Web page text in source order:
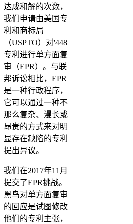
达成和解的次数，
我们申请由美国专
利和商标局
（USPTO）对'448
专利进行单方面复
审（EPR）。与联
邦诉讼相比，EPR
是一种行政程序，
它可以通过一种不
那么复杂、漫长或
昂贵的方式来对明
显存在缺陷的专利
提出异议。
我们在2017年11月
提交了EPR挑战。
黑鸟对单方面复审
的回应是试图修改
他们的专利主张，